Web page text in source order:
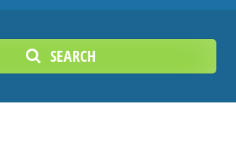
SEARCH